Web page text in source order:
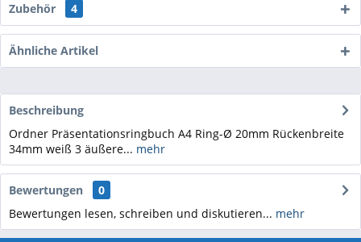
Zubehör 4
Ähnliche Artikel
Beschreibung
Ordner Präsentationsringbuch A4 Ring-Ø 20mm Rückenbreite
34mm weiß 3 äußere... mehr
Bewertungen
0
Bewertungen lesen, schreiben und diskutieren... mehr